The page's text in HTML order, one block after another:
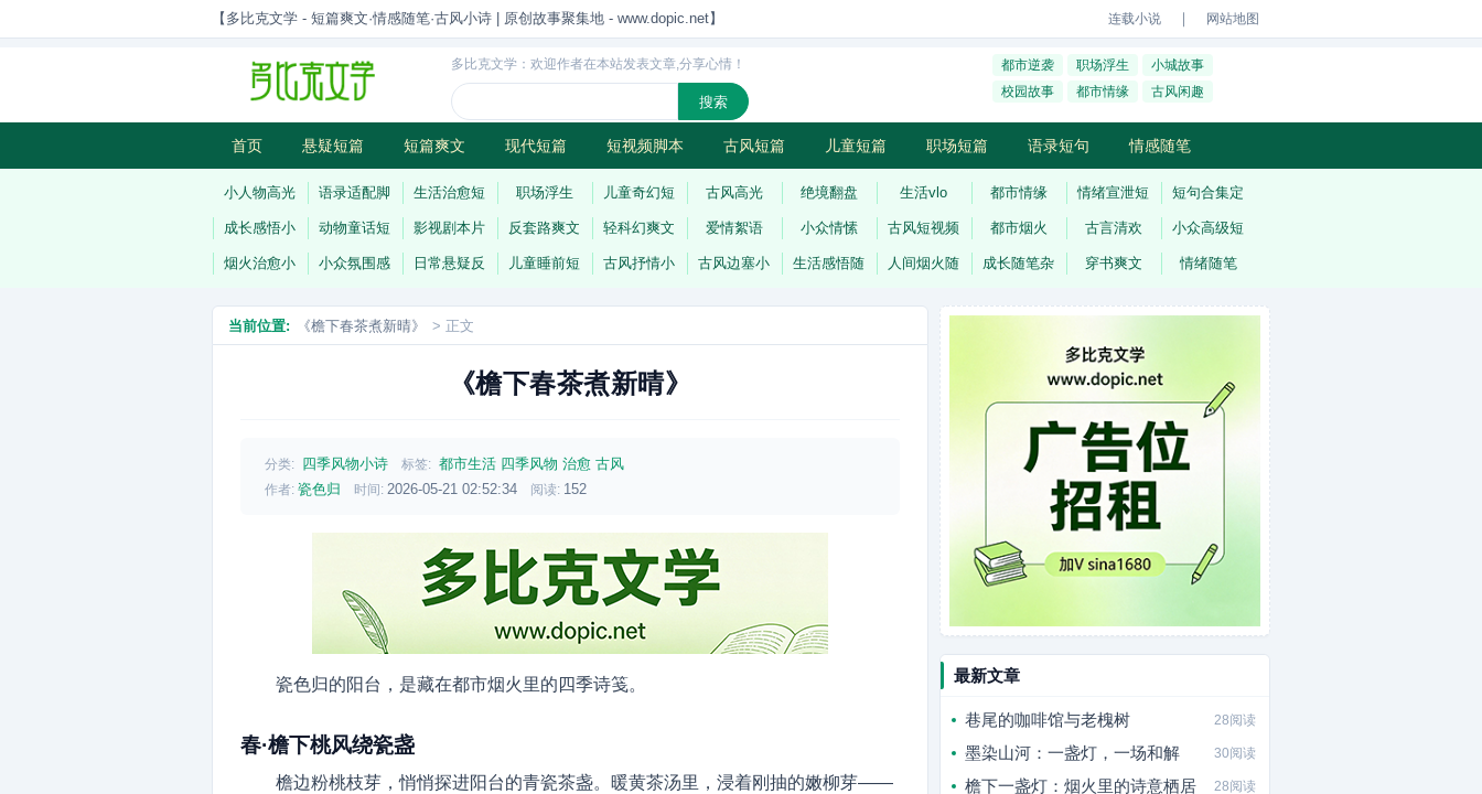
【多比克文学 - 短篇爽文·情感随笔·古风小诗 | 原创故事聚集地 - www.dopic.net】 连载小说 ｜ 网站地图
多比克文学：欢迎作者在本站发表文章,分享心情！ 都市逆袭 职场浮生
小城故事
校园故事
都市情缘 古风闲趣
首页 悬疑短篇 短篇爽文 现代短篇 短视频脚本 古风短篇 儿童短篇 职场短篇 语录短句 情感随笔
古风小诗 科幻短篇 现代小诗 连载
小人物高光 语录适配脚 生活治愈短 职场浮生 儿童奇幻短 古风高光 绝境翻盘 生活vlo 都市情缘 情绪宣泄短 短句合集定
成长感悟小 动物童话短 影视剧本片 反套路爽文 轻科幻爽文 爱情絮语 小众情愫 古风短视频 都市烟火 古言清欢 小众高级短
烟火治愈小 小众氛围感 日常悬疑反 儿童睡前短 古风抒情小 古风边塞小 生活感悟随 人间烟火随 成长随笔杂 穿书爽文 情绪随笔
当前位置: 《檐下春茶煮新晴》 > 正文
《檐下春茶煮新晴》
分类: 四季风物小诗 标签: 都市生活 四季风物 治愈 古风
作者: 瓷色归 时间: 2026-05-21 02:52:34 阅读: 152
瓷色归的阳台，是藏在都市烟火里的四季诗笺。
春·檐下桃风绕瓷盏
檐边粉桃枝芽，悄悄探进阳台的青瓷茶盏。暖黄茶汤里，浸着刚抽的嫩柳芽——
最新文章
巷尾的咖啡馆与老槐树 28阅读
墨染山河：一盏灯，一场和解 30阅读
檐下一盏灯：烟火里的诗意栖居 28阅读